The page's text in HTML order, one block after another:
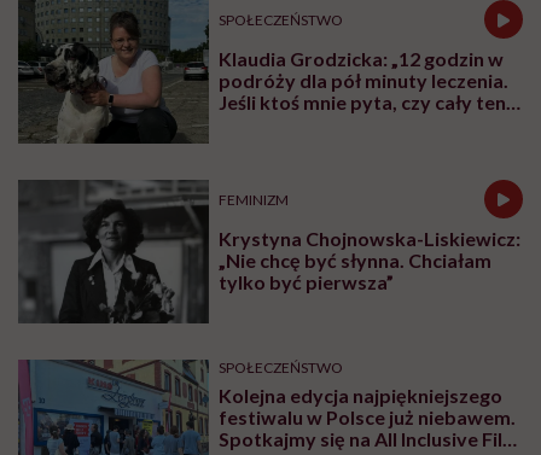
SPOŁECZEŃSTWO
Klaudia Grodzicka: „12 godzin w
podróży dla pół minuty leczenia.
Jeśli ktoś mnie pyta, czy cały ten
FEMINIZM
Krystyna Chojnowska-Liskiewicz:
„Nie chcę być słynna. Chciałam
tylko być pierwsza”
SPOŁECZEŃSTWO
Kolejna edycja najpiękniejszego
festiwalu w Polsce już niebawem.
Spotkajmy się na All Inclusive Film